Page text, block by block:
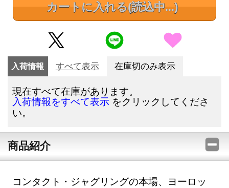
カートに入れる(読込中...)
入荷情報 すべて表示 在庫切のみ表示
現在すべて在庫があります。
入荷情報をすべて表示 をクリックしてくださ
い。
商品紹介
コンタクト・ジャグリングの本場、ヨーロッ